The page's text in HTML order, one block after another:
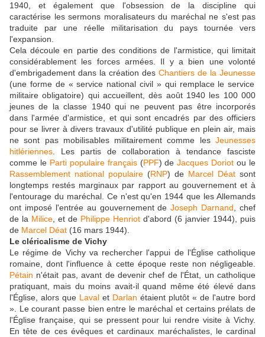
1940, et également que l'obsession de la discipline qui
caractérise les sermons moralisateurs du maréchal ne s'est pas
traduite par une réelle militarisation du pays tournée vers
l'expansion.
Cela découle en partie des conditions de l'armistice, qui limitait
considérablement les forces armées. Il y a bien une volonté
d'embrigadement dans la création des Chantiers de la Jeunesse
(une forme de « service national civil » qui remplace le service
militaire obligatoire) qui accueillent, dès août 1940 les 100 000
jeunes de la classe 1940 qui ne peuvent pas être incorporés
dans l'armée d'armistice, et qui sont encadrés par des officiers
pour se livrer à divers travaux d'utilité publique en plein air, mais
ne sont pas mobilisables militairement comme les Jeunesses
hitlériennes. Les partis de collaboration à tendance fasciste
comme le Parti populaire français(PPF) deJacques Doriot ou le
Rassemblement national populaire (RNP) de Marcel Déat sont
longtemps restés marginaux par rapport au gouvernement et à
l'entourage du maréchal. Ce n'est qu'en 1944 que les Allemands
ont imposé l'entrée au gouvernement deJoseph Darnand, chef
de la Milice, et de Philippe Henriot d'abord (6 janvier 1944), puis
de Marcel Déat (16 mars 1944).
Le cléricalisme de Vichy
Le régime de Vichy va rechercher l'appui de l'Église catholique
romaine, dont l'influence à cette époque reste non négligeable.
Pétain n'était pas, avant de devenir chef de l'État, un catholique
pratiquant, mais du moins avait-il quand même été élevé dans
l'Église, alors que Laval et Darlan étaient plutôt « de l'autre bord
». Le courant passe bien entre le maréchal et certains prélats de
l'Église française, qui se pressent pour lui rendre visite à Vichy.
En tête de ces évêques et cardinaux maréchalistes, le cardinal